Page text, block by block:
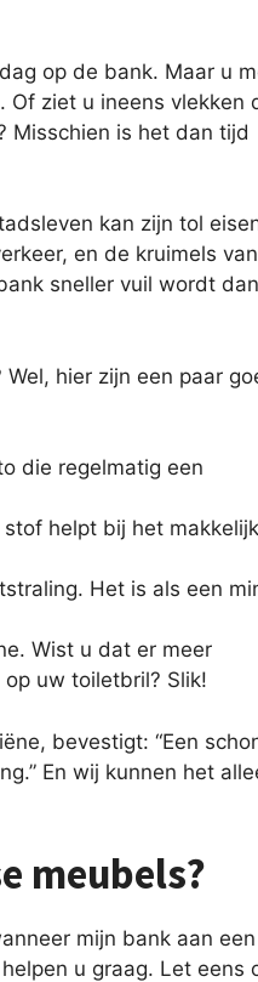
op de bank. Maar u
Of ziet u ineens vlekken
Misschien is het dan tijd
kan zijn tol
en de kruimels
sneller vuil wordt
hier zijn een paar
die regelmatig een
helpt bij het
Het is als een
Wist u dat er meer
uw toiletbril? Slik!
bevestigt: “Een
En wij kunnen het
meubels?
mijn bank aan een
u graag. Let eens